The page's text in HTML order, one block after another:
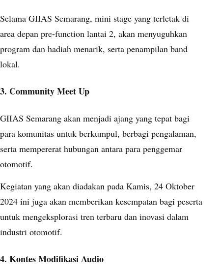
Selama GIIAS Semarang, mini stage yang terletak di
area depan pre-function lantai 2, akan menyuguhkan
program dan hadiah menarik, serta penampilan band
lokal.
3. Community Meet Up
GIIAS Semarang akan menjadi ajang yang tepat bagi
para komunitas untuk berkumpul, berbagi pengalaman,
serta mempererat hubungan antara para penggemar
otomotif.
Kegiatan yang akan diadakan pada Kamis, 24 Oktober
2024 ini juga akan memberikan kesempatan bagi peserta
untuk mengeksplorasi tren terbaru dan inovasi dalam
industri otomotif.
4. Kontes Modifikasi Audio